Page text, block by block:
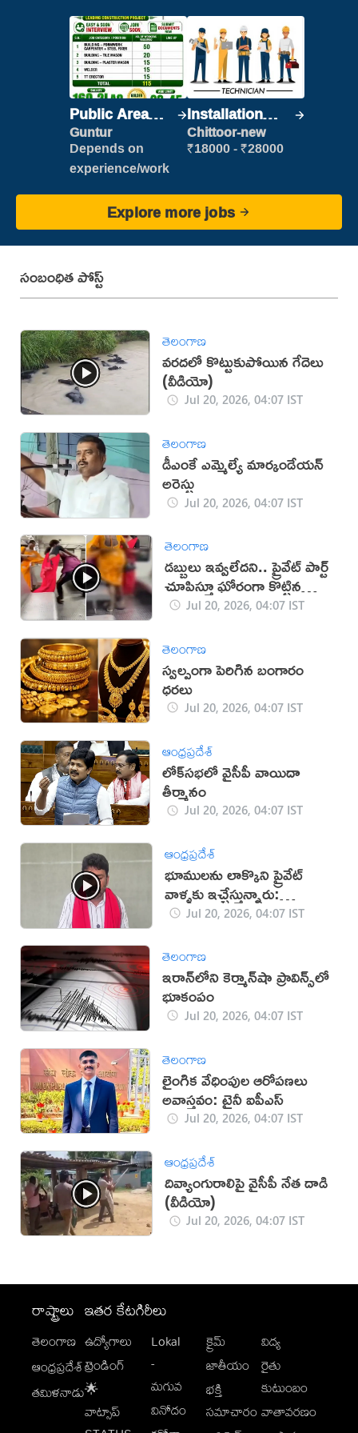
Public Area
Cleaner
Guntur
Depends on
experience/work
Installation
Engineer/
Helper
Chittoor-new
₹18000 - ₹28000
Explore more jobs
సంబంధిత పోస్ట్
తెలంగాణ
వరదలో కొట్టుకుపోయిన గేదెలు
(వీడియో)
Jul 20, 2026, 04:07 IST
తెలంగాణ
డీఎంకే ఎమ్మెల్యే మార్కండేయన్
అరెస్టు
Jul 20, 2026, 04:07 IST
తెలంగాణ
డబ్బులు ఇవ్వలేదని.. ప్రైవేట్ పార్ట్
చూపిస్తూ ఘోరంగా కొట్టిన
హిజ్రాలు (వీడియో)
Jul 20, 2026, 04:07 IST
తెలంగాణ
స్వల్పంగా పెరిగిన బంగారం
ధరలు
Jul 20, 2026, 04:07 IST
ఆంధ్రప్రదేశ్
లోక్‌సభలో వైసీపీ వాయిదా
తీర్మానం
Jul 20, 2026, 04:07 IST
ఆంధ్రప్రదేశ్
భూములను లాక్కొని ప్రైవేట్
వాళ్ళకు ఇచ్చేస్తున్నారు:
కారుమూరు (వీడియో)
Jul 20, 2026, 04:07 IST
తెలంగాణ
ఇరాన్‌లోని కెర్మాన్‌షా ప్రావిన్స్‌లో
భూకంపం
Jul 20, 2026, 04:07 IST
తెలంగాణ
లైంగిక వేధింపుల ఆరోపణలు
అవాస్తవం: ట్రైనీ ఐపీఎస్
Jul 20, 2026, 04:07 IST
ఆంధ్రప్రదేశ్
దివ్యాంగురాలిపై వైసీపీ నేత దాడి
(వీడియో)
Jul 20, 2026, 04:07 IST
రాష్ట్రాలు
తెలంగాణ
ఆంధ్రప్రదేశ్
తమిళనాడు
ఇతర కేటగిరీలు
ఉద్యోగాలు
ట్రెండింగ్
🌟
వాట్సాప్
Lokal
-
మగువ
వినోదం
క్రైమ్
జాతీయం
భక్తి
సమాచారం
విద్య
రైతు
కుటుంబం
వాతావరణం